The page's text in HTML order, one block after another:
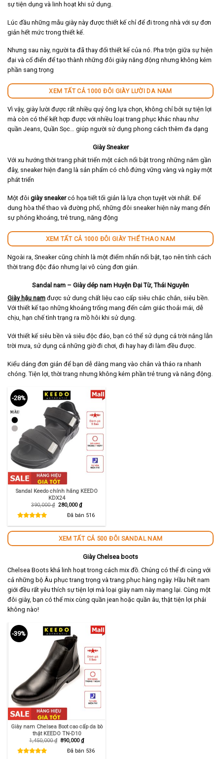
sự tiện dụng và linh hoạt khi sử dụng.
Lúc đầu những mẫu giày này được thiết kế chỉ để đi trong nhà với sự đơn
giản hết mức trong thiết kế.
Nhưng sau này, người ta đã thay đổi thiết kế của nó. Pha trộn giữa sự hiện
đại và cổ điển để tạo thành những đôi giày năng động nhưng không kém
phần sang trọng
XEM TẤT CẢ 1000 ĐÔI GIÀY LƯỜI DA NAM
Vì vậy, giày lười được rất nhiều quý ông lựa chọn, không chỉ bởi sự tiện lợi
mà còn có thể kết hợp được với nhiều loại trang phục khác nhau như
quần Jeans, Quần Sọc… giúp người sử dụng phong cách thêm đa dạng
Giày Sneaker
Với xu hướng thời trang phát triển một cách nổi bật trong những năm gần
đây, sneaker hiện đang là sản phẩm có chỗ đứng vững vàng và ngày một
phát triển
Một đôi giày sneakercó họa tiết tối giản là lựa chọn tuyệt vời nhất. Để
dung hòa thể thao và đường phố, những đôi sneaker hiện này mang đến
sự phóng khoáng, trẻ trung, năng động
XEM TẤT CẢ 1000 ĐÔI GIÀY THỂ THAO NAM
Ngoài ra, Sneaker cũng chính là một điểm nhấn nổi bật, tạo nên tính cách
thời trang độc đáo nhưng lại vô cùng đơn giản.
Sandal nam – Giày dép nam Huyện Đại Từ, Thái Nguyên
Giày hậu nam được sử dung chất liệu cao cấp siêu chắc chắn, siêu bền.
Với thiết kế tạo những khoảng trống mang đến cảm giác thoải mái, dễ
chịu, hạn chế tình trạng ra mồ hôi khi sử dụng.
Với thiết kế siêu bền và siêu độc đáo, bạn có thể sử dụng cả trời nắng lẫn
trời mưa, sử dụng cả những giờ đi chơi, đi hay hay đi làm đều được.
Kiểu dáng đơn giản để bạn dễ dàng mang vào chân và tháo ra nhanh
chóng. Tiện lợi, thời trang nhưng không kém phần trẻ trung và năng động.
-28%
Sandal Keedo chính hãng KEEDO
KDX24
390,000₫ Giá
280,000₫Giá
hiện
tại
Đã bán 516
XEM TẤT CẢ 500 ĐÔI SANDAL NAM
Giày Chelsea boots
Chelsea Boots khá linh hoạt trong cách mix đồ. Chúng có thể đi cùng với
cả những bộ Âu phục trang trọng và trang phục hàng ngày. Hầu hết nam
giới đều rất yêu thích sự tiện lợi mà loại giày nam này mang lại. Cùng một
đôi giày, bạn có thể mix cùng quần jean hoặc quần âu, thật tiện lợi phải
không nào!
-39%
Giày nam Chelsea Boot cao cấp da bò
thật KEEDO TN-D10
1,450,000₫ Giá
890,000₫Giá
hiện
tại
Đã bán 536